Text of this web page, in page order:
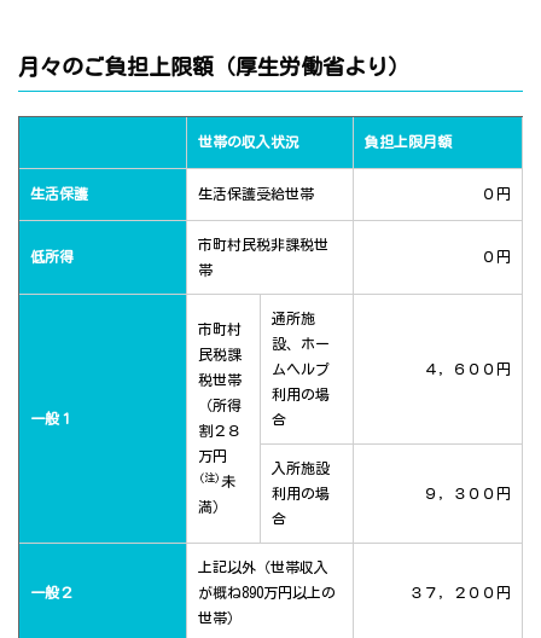
月々のご負担上限額（厚生労働省より）
世帯の収入状況 負担上限月額
生活保護 生活保護受給世帯 ０円
低所得
市町村民税非課税世
帯
０円
一般１
市町村
民税課
税世帯
（所得
割２８
万円
(注) 未
満）
通所施
設、ホー
ムヘルプ
利用の場
合
４，６００円
入所施設
利用の場
合
９，３００円
一般２
上記以外（世帯収入
が概ね890万円以上の
世帯）
３７，２００円